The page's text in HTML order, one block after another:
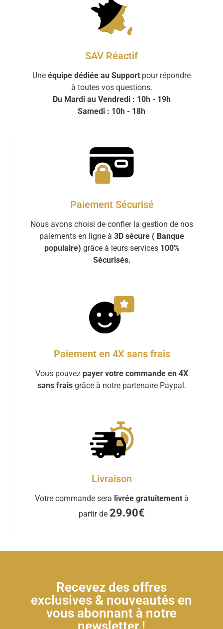
SAV Réactif
Une équipe dédiée au Support pour répondre
à toutes vos questions.
Du Mardi au Vendredi : 10h - 19h
Samedi : 10h - 18h
Paiement Sécurisé
Nous avons choisi de confier la gestion de nos
paiements en ligne à 3D sécure ( Banque
populaire) grâce à leurs services 100%
Sécurisés.
Paiement en 4X sans frais
Vous pouvez payer votre commande en 4X
sans frais grâce à notre partenaire Paypal.
Livraison
Votre commande sera livrée gratuitement à
partir de 29.90€
Recevez des offres
exclusives & nouveautés en
vous abonnant à notre
newsletter !